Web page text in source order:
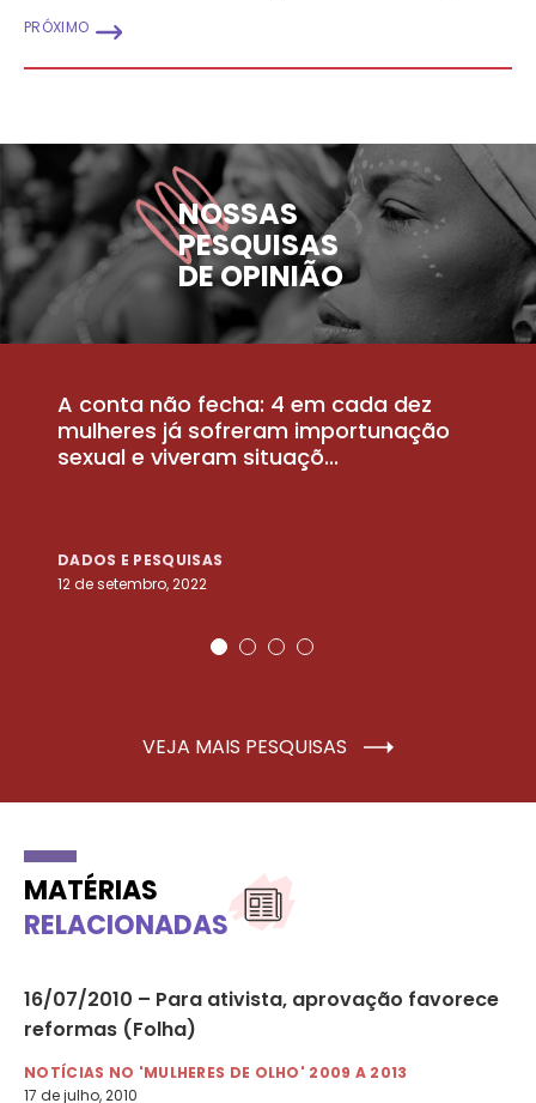
PRÓXIMO
NOSSAS
PESQUISAS
DE OPINIÃO
A conta não fecha: 4 em cada dez
mulheres já sofreram importunação
sexual e viveram situaçõ...
DADOS E PESQUISAS
12 de setembro, 2022
VEJA MAIS PESQUISAS
MATÉRIAS
RELACIONADAS
16/07/2010 – Para ativista, aprovação favorece
reformas (Folha)
NOTÍCIAS NO 'MULHERES DE OLHO' 2009 A 2013
17 de julho, 2010